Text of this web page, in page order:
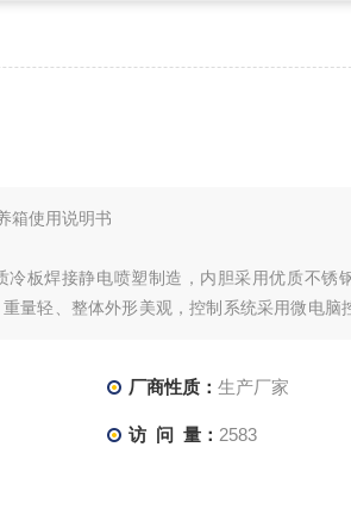
箱使用说明书
冷板焊接静电喷塑制造，内胆采用优质不锈
量轻、整体外形美观，控制系统采用微电脑
厂商性质： 生产厂家
访 问 量： 2583